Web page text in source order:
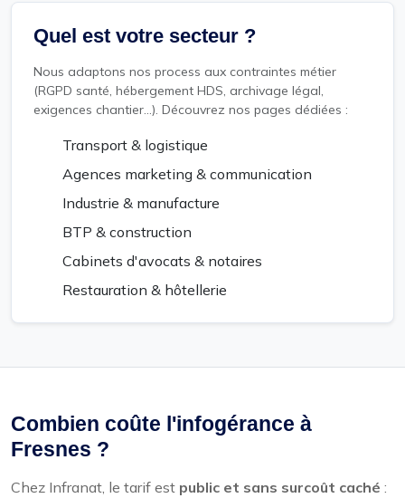
Quel est votre secteur ?
Nous adaptons nos process aux contraintes métier
(RGPD santé, hébergement HDS, archivage légal,
exigences chantier...). Découvrez nos pages dédiées :
Transport & logistique
Agences marketing & communication
Industrie & manufacture
BTP & construction
Cabinets d'avocats & notaires
Restauration & hôtellerie
Combien coûte l'infogérance à
Fresnes ?
Chez Infranat, le tarif est public et sans surcoût caché :